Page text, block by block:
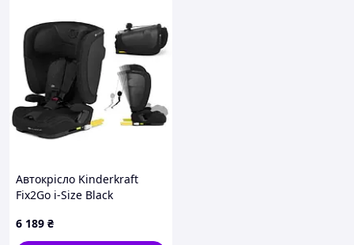
Автокрісло Kinderkraft
Fix2Go i-Size Black
6 189 ₴